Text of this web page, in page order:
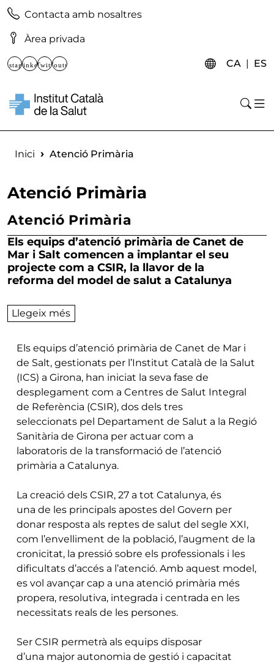
Vés al contingut
Enllaços d'accés directe Atenció Primària
Contacta amb nosaltres
Àrea privada
Xarxes socials
Instagram
LinkedinTwitterYoutube CA ES
Fil d'ariadna
Inici Atenció Primària
Atenció Primària
Atenció Primària
Els equips d’atenció primària de Canet de
Mar i Salt comencen a implantar el seu
projecte com a CSIR, la llavor de la
reforma del model de salut a Catalunya
Llegeix méssobre Els equips d’atenció primària de
Els equips d’atenció primària de Canet de Mar i
de Salt, gestionats per l’Institut Català de la Salut
(ICS) a Girona, han iniciat la seva fase de
desplegament com a Centres de Salut Integral
de Referència (CSIR), dos dels tres
seleccionats pel Departament de Salut a la Regió
Sanitària de Girona per actuar com a
laboratoris de la transformació de l’atenció
primària a Catalunya.
La creació dels CSIR, 27 a tot Catalunya, és
una de les principals apostes del Govern per
donar resposta als reptes de salut del segle XXI,
com l’envelliment de la població, l’augment de la
cronicitat, la pressió sobre els professionals i les
dificultats d’accés a l’atenció. Amb aquest model,
es vol avançar cap a una atenció primària més
propera, resolutiva, integrada i centrada en les
necessitats reals de les persones.
Ser CSIR permetrà als equips disposar
d’una major autonomia de gestió i capacitat